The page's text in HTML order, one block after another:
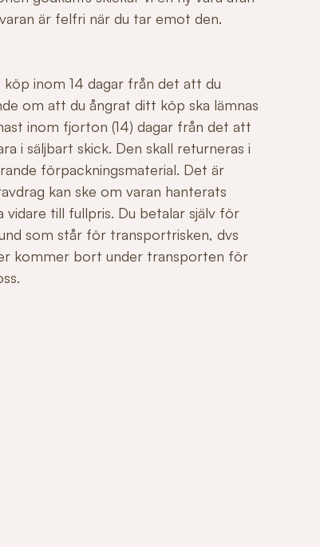
är felfri när du tar emot den.
inom 14 dagar från det att du
om att du ångrat ditt köp ska lämnas
inom fjorton (14) dagar från det att
i säljbart skick. Den skall returneras i
förpackningsmaterial. Det är
kan ske om varan hanterats
till fullpris. Du betalar själv för
som står för transportrisken, dvs
kommer bort under transporten för